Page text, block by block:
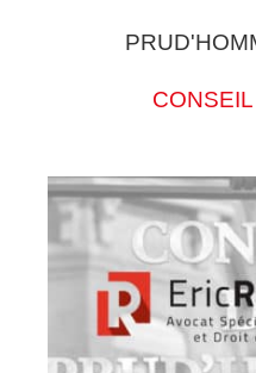
CONSEIL